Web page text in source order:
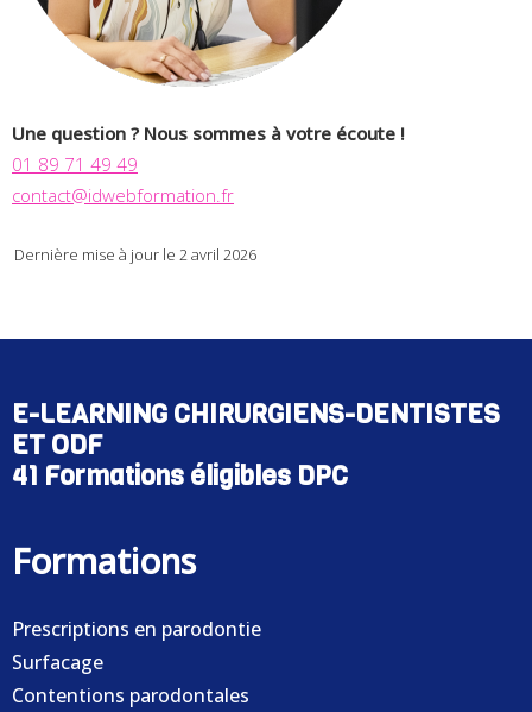
Une question ? Nous sommes à votre écoute !
01 89 71 49 49
contact@idwebformation.fr
Dernière mise à jour le 2 avril 2026
E-LEARNING CHIRURGIENS-DENTISTES
ET ODF
41 Formations éligibles DPC
Formations
Prescriptions en parodontie
Surfacage
Contentions parodontales